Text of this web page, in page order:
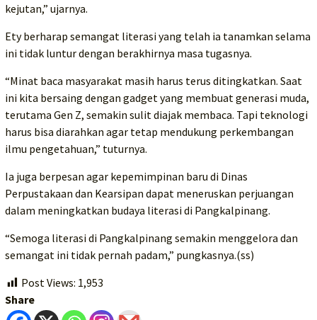
kejutan,” ujarnya.
Ety berharap semangat literasi yang telah ia tanamkan selama
ini tidak luntur dengan berakhirnya masa tugasnya.
“Minat baca masyarakat masih harus terus ditingkatkan. Saat
ini kita bersaing dengan gadget yang membuat generasi muda,
terutama Gen Z, semakin sulit diajak membaca. Tapi teknologi
harus bisa diarahkan agar tetap mendukung perkembangan
ilmu pengetahuan,” tuturnya.
Ia juga berpesan agar kepemimpinan baru di Dinas
Perpustakaan dan Kearsipan dapat meneruskan perjuangan
dalam meningkatkan budaya literasi di Pangkalpinang.
“Semoga literasi di Pangkalpinang semakin menggelora dan
semangat ini tidak pernah padam,” pungkasnya.(ss)
Post Views: 1,953
Share